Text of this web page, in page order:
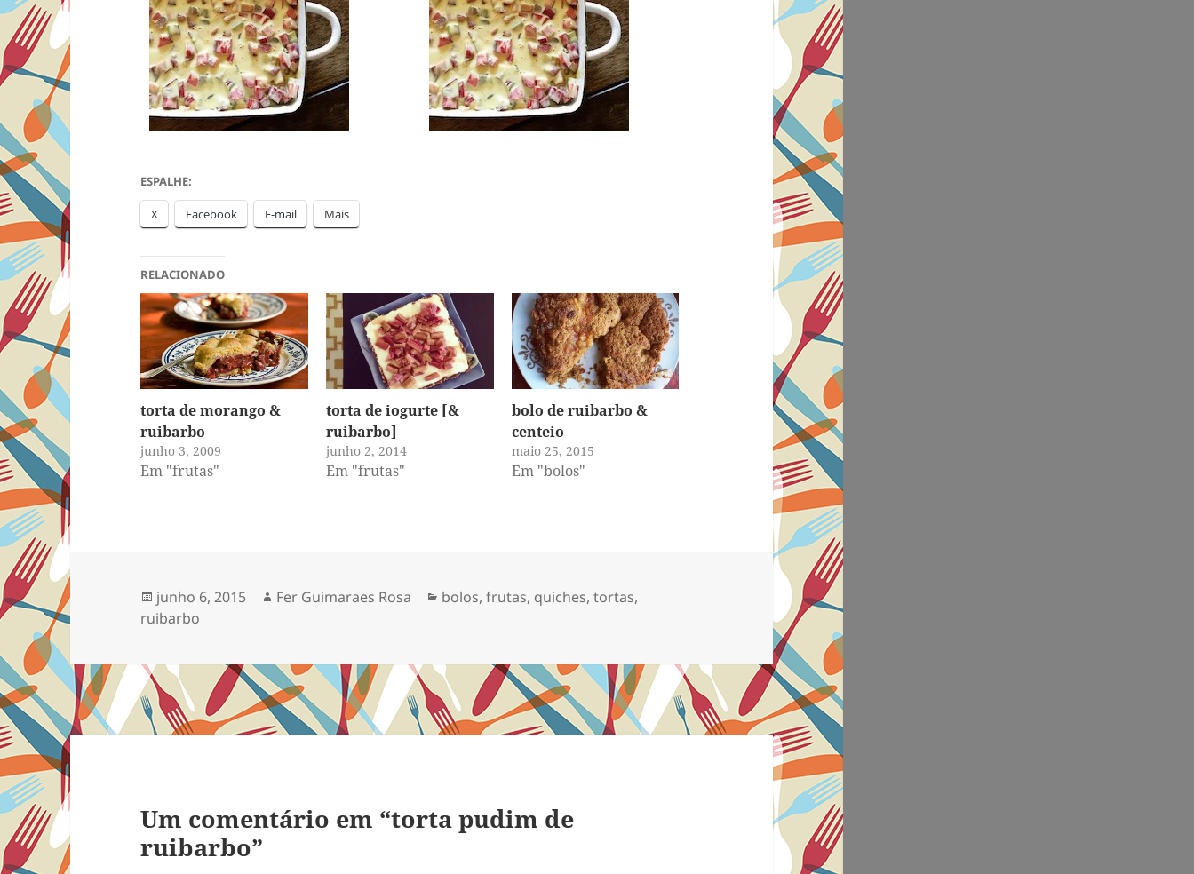
ESPALHE:
X Facebook E-mail Mais
RELACIONADO
torta de morango &
ruibarbo
junho 3, 2009
Em "frutas"
torta de iogurte [&
ruibarbo]
junho 2, 2014
Em "frutas"
bolo de ruibarbo &
centeio
maio 25, 2015
Em "bolos"
Publicado
em
junho 6, 2015 Autor
Fer Guimaraes Rosa Categorias
bolos,frutas, quiches, tortas,
ruibarbo
Um comentário em “torta pudim de
ruibarbo”